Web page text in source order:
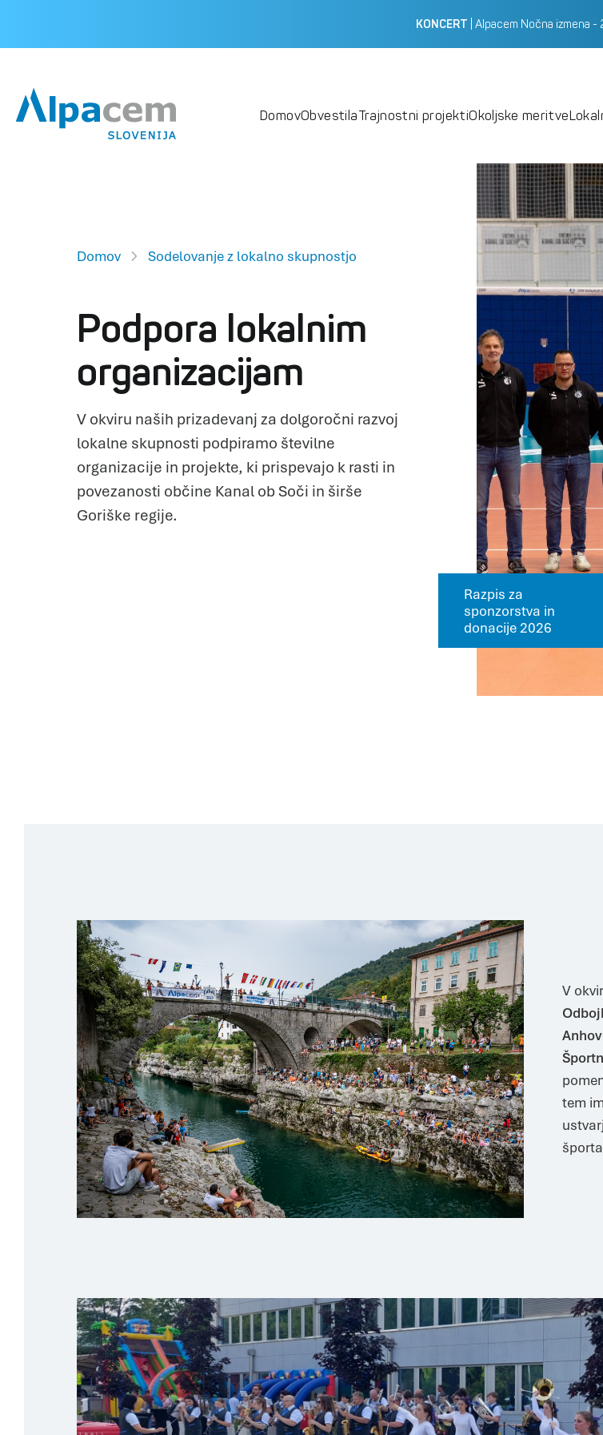
KONCERT Alpacem Nočna izmena
DomovObvestilaTrajnostni projektiOkoljske meritve
Razpis za
sponzorstva in
donacije 2026
Domov Sodelovanje z lokalno skupnostjo
Podpora lokalnim
organizacijam
V okviru naših prizadevanj za dolgoročni razvoj
lokalne skupnosti podpiramo številne
organizacije in projekte, ki prispevajo k rasti in
povezanosti občine Kanal ob Soči in širše
Goriške regije.
V
tem